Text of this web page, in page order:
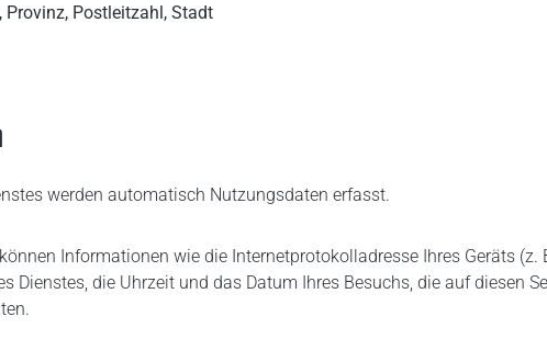
Provinz, Postleitzahl, Stadt
werden automatisch Nutzungsdaten erfasst.
Informationen wie die Internetprotokolladresse Ihres Geräts (z.
Dienstes, die Uhrzeit und das Datum Ihres Besuchs, die auf diesen